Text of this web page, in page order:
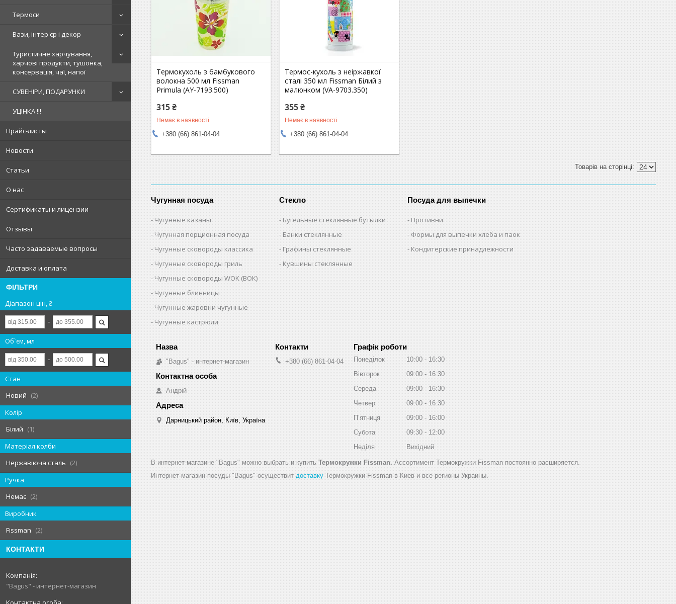
Термоси
Вази, інтер'єр і декор
Туристичне харчування,
харчові продукти, тушонка,
консервація, чаї, напої
СУВЕНІРИ, ПОДАРУНКИ
УЦІНКА !!!
Прайс-листы
Новости
Статьи
О нас
Сертификаты и лицензии
Отзывы
Часто задаваемые вопросы
Доставка и оплата
ФІЛЬТРИ
Діапазон цін, ₴
Об`єм, мл
Стан
Новий
2
Колір
Білий
1
Матеріал колби
Нержавіюча сталь
2
Ручка
Немає
2
Виробник
Fissman
2
КОНТАКТИ
"Bagus" - интернет-магазин
Термокухоль з бамбукового
волокна 500 мл Fissman
Primula (AY-7193.500)
315 ₴
Немає в наявності
+380 (66) 861-04-04
Термос-кухоль з неіржавкої
сталі 350 мл Fissman Білий з
малюнком (VA-9703.350)
355 ₴
Немає в наявності
+380 (66) 861-04-04
Чугунная посуда
Чугунные казаны
Чугунная порционная посуда
Чугунные сковороды классика
Чугунные сковороды гриль
Чугунные сковороды WOK (ВОК)
Чугунные блинницы
Чугунные жаровни чугунные
Чугунные кастрюли
Стекло
Бугельные стеклянные бутылки
Банки стеклянные
Графины стеклянные
Кувшины стеклянные
Посуда для выпечки
Противни
Формы для выпечки хлеба и паок
Кондитерские принадлежности
"Bagus" - интернет-магазин
Андрій
Дарницький район, Київ, Україна
+380 (66) 861-04-04
Графік роботи
Понеділок 10:00
16:30
Вівторок
09:00
16:30
Середа
09:00
16:30
Четвер
09:00
16:30
Пʼятниця
09:00
16:00
Субота
09:30
12:00
Неділя
Вихідний
В интернет-магазине "Bagus" можно выбрать и купить Термокружки Fissman. Ассортимент Термокружки Fissman постоянно расширяется.
Интернет-магазин посуды "Bagus" осуществит доставку Термокружки Fissman в Киев и все регионы Украины.